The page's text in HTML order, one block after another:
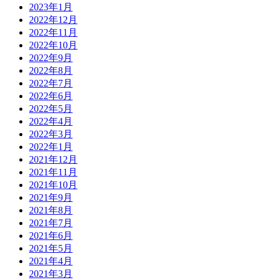
2023年1月
2022年12月
2022年11月
2022年10月
2022年9月
2022年8月
2022年7月
2022年6月
2022年5月
2022年4月
2022年3月
2022年1月
2021年12月
2021年11月
2021年10月
2021年9月
2021年8月
2021年7月
2021年6月
2021年5月
2021年4月
2021年3月